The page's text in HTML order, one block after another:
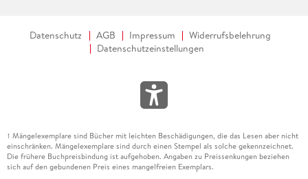
Datenschutz AGB Impressum
Widerrufsbelehrung
Datenschutzeinstellungen
1 Mängelexemplare sind Bücher mit leichten Beschädigungen, die das Lesen aber nicht
einschränken. Mängelexemplare sind durch einen Stempel als solche gekennzeichnet.
Die frühere Buchpreisbindung ist aufgehoben. Angaben zu Preissenkungen beziehen
sich auf den gebundenen Preis eines mangelfreien Exemplars.